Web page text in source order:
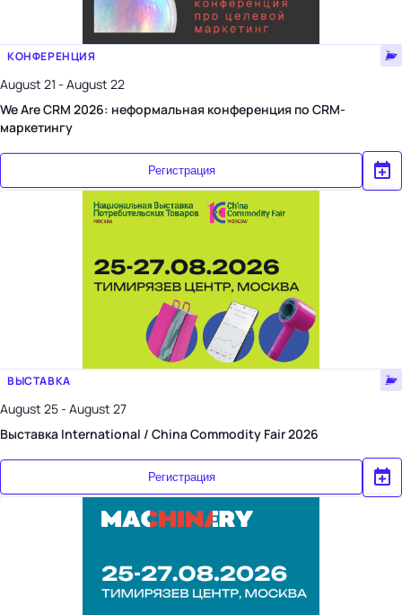
КОНФЕРЕНЦИЯ
August 21 - August 22
We Are CRM 2026: неформальная конференция по CRM-
маркетингу
Регистрация
ВЫСТАВКА
August 25 - August 27
Выставка International / China Commodity Fair 2026
Регистрация